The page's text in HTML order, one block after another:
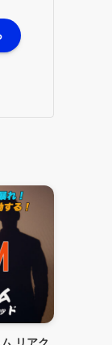
リアク